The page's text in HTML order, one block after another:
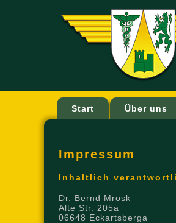
Start Über uns
Impressum
Inhaltlich
Dr. Bernd Mrosk
Alte Str. 205a
06648 Eckartsberga